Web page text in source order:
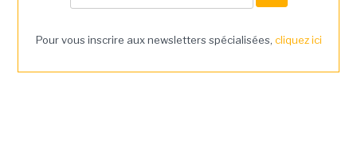
Pour vous inscrire aux newsletters spécialisées, cliquez ici